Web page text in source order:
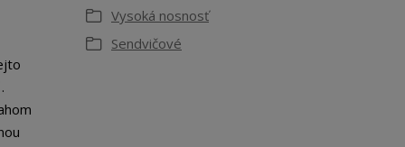
Vysoká nosnosť
Sendvičové